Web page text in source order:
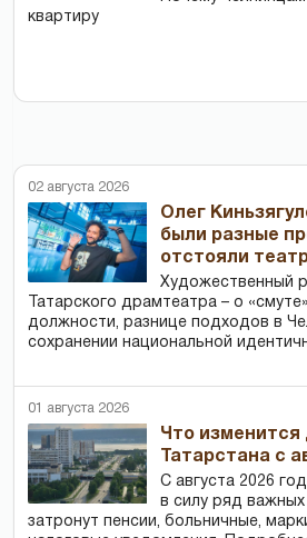
квартиру
02 августа 2026
Олег
были разные
отстояли
Художественный
Татарского драмтеатра – о
должности, разнице подходов в
сохранении национальной
01 августа 2026
Что изменится
Татарстана с
С августа 2026
в силу ряд
затронут пенсии, больничные,